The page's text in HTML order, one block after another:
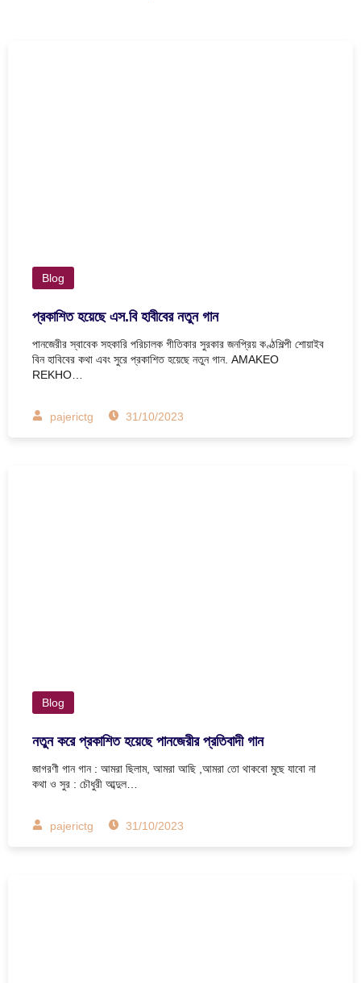
Blog
প্রকাশিত হয়েছে এস.বি হাবীবের নতুন গান
পানজেরীর স্বাবেক সহকারি পরিচালক গীতিকার সুরকার জনপ্রিয় কণ্ঠশিল্পী শোয়াইব
বিন হাবিবের কথা এবং সুরে প্রকাশিত হয়েছে নতুন গান. AMAKEO
REKHO…
pajerictg 31/10/2023
Blog
নতুন করে প্রকাশিত হয়েছে পানজেরীর প্রতিবাদী গান
জাগরণী গান গান : আমরা ছিলাম, আমরা আছি ,আমরা তো থাকবো মুছে যাবো না
কথা ও সুর : চৌধুরী আব্দুল…
pajerictg 31/10/2023